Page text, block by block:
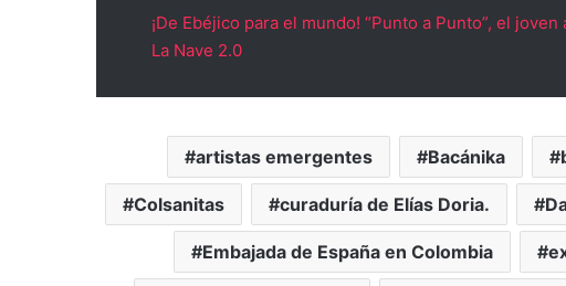
¡De Ebéjico para el mundo! “Punto a Punto”, el
La Nave 2.0
artistas emergentes Bacánika
Colsanitas curaduría de Elías Doria.
Embajada de España en Colombia